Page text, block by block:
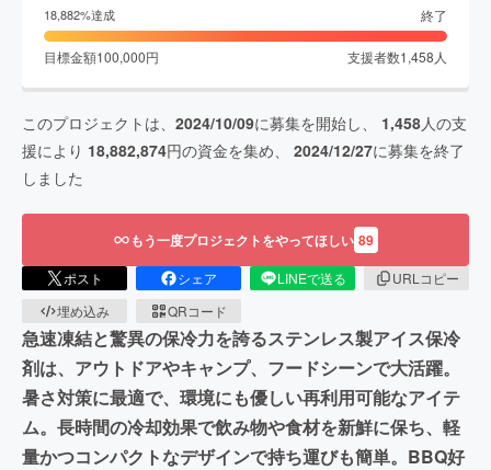
18,882%達成 終了
目標金額100,000円 支援者数1,458 人
このプロジェクトは、 2024/10/09に募集を開始し、 1,458人の支
援により 18,882,874円の資金を集め、 2024/12/27に募集を終了
しました
もう一度プロジェクトをやってほしい 89
ポスト シェア LINEで送る
URLコピー
埋め込み
QRコード
急速凍結と驚異の保冷力を誇るステンレス製アイス保冷
剤は、アウトドアやキャンプ、フードシーンで大活躍。
暑さ対策に最適で、環境にも優しい再利用可能なアイテ
ム。長時間の冷却効果で飲み物や食材を新鮮に保ち、軽
量かつコンパクトなデザインで持ち運びも簡単。BBQ好